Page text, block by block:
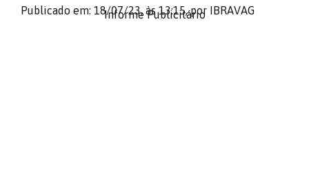
Publicado em: 18/07/23,às 13:15,por IBRAVAG
Informe Publicitário